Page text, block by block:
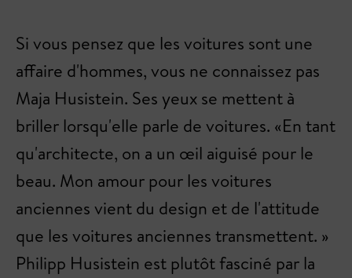
Si vous pensez que les voitures sont une
affaire d'hommes, vous ne connaissez pas
Maja Husistein. Ses yeux se mettent à
briller lorsqu'elle parle de voitures. «En tant
qu'architecte, on a un œil aiguisé pour le
beau. Mon amour pour les voitures
anciennes vient du design et de l'attitude
que les voitures anciennes transmettent. »
Philipp Husistein est plutôt fasciné par la